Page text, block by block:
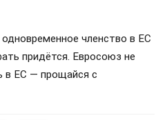
членство в ЕС
придётся. Евросоюз не
в ЕС — прощайся с